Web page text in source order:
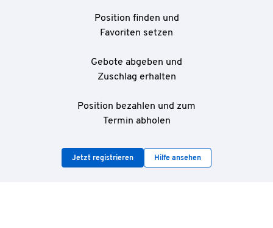
Position finden und
Favoriten setzen
Gebote abgeben und
Zuschlag erhalten
Position bezahlen und zum
Termin abholen
Jetzt registrieren Hilfe ansehen